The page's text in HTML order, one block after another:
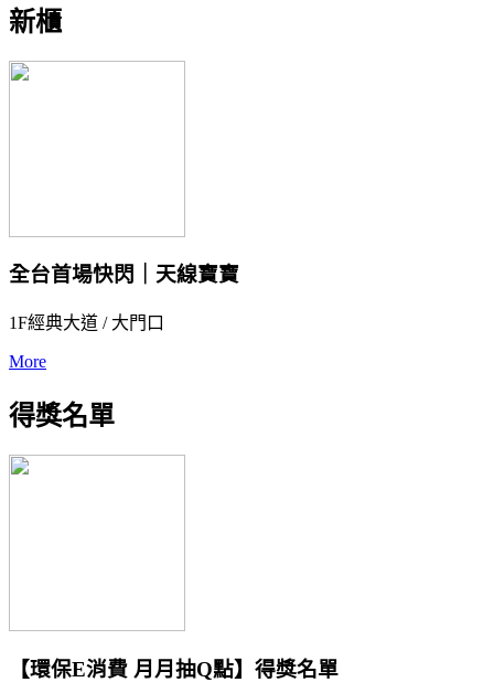
新櫃
全台首場快閃｜天線寶寶
1F經典大道 / 大門口
More
得獎名單
【環保E消費 月月抽Q點】得獎名單